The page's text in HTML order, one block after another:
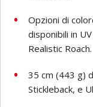
Opzioni di
disponibili in
Realistic Roach.
35 cm (443 g)
Stickleback, e